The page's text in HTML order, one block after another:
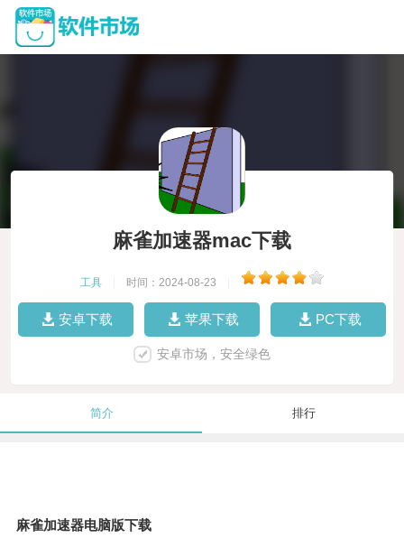
麻雀加速器mac下载
工具 时间：2024-08-23
安卓下载 苹果下载 PC下载
安卓市场，安全绿色
简介 排行
麻雀加速器电脑版下载